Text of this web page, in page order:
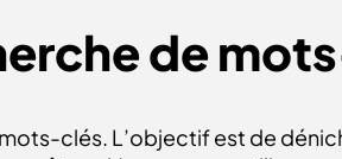
de
clés. L’objectif est de